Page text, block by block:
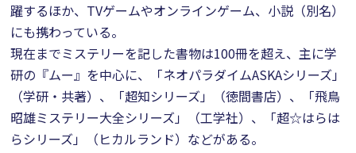
躍するほか、TVゲームやオンラインゲーム、小説（別名）
にも携わっている。
現在までミステリーを記した書物は100冊を超え、主に学
研の『ムー』を中心に、「ネオパラダイムASKAシリーズ」
（学研・共著）、「超知シリーズ」（徳間書店）、「飛鳥
昭雄ミステリー大全シリーズ」（工学社）、「超☆はらは
らシリーズ」（ヒカルランド）などがある。